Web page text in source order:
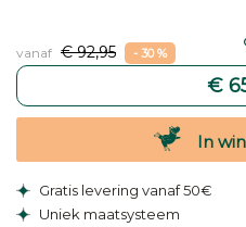
vanaf € 92,95 - 30 %
€
In
Gratis levering vanaf 50€
Uniek maatsysteem